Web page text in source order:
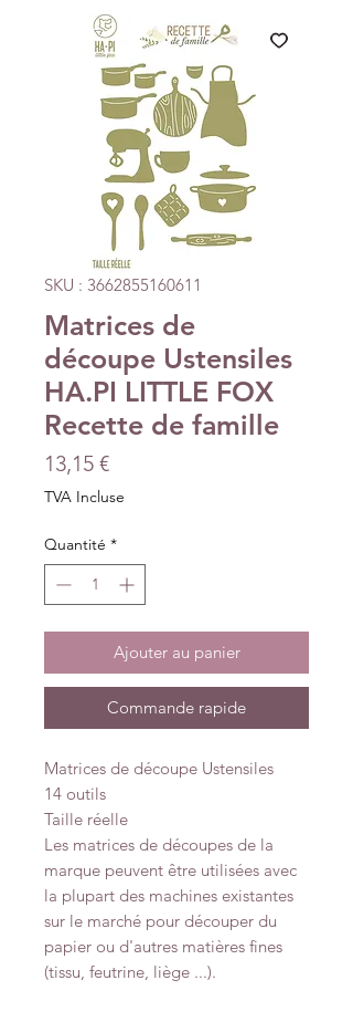
SKU : 3662855160611
Matrices de
découpe Ustensiles
HA.PI LITTLE FOX
Recette de famille
13,15 €Prix
TVA Incluse
Quantité *
Ajouter au panier
Commande rapide
Matrices de découpe Ustensiles
14 outils
Taille réelle
Les matrices de découpes de la
marque peuvent être utilisées avec
la plupart des machines existantes
sur le marché pour découper du
papier ou d'autres matières fines
(tissu, feutrine, liège ...).